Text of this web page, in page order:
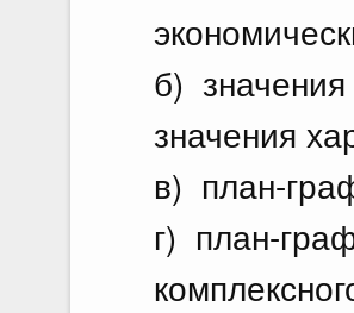
б) значения
значения
в) план-
г) план-